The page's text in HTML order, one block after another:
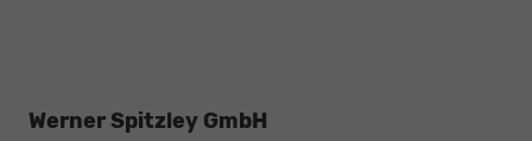
Werner Spitzley GmbH